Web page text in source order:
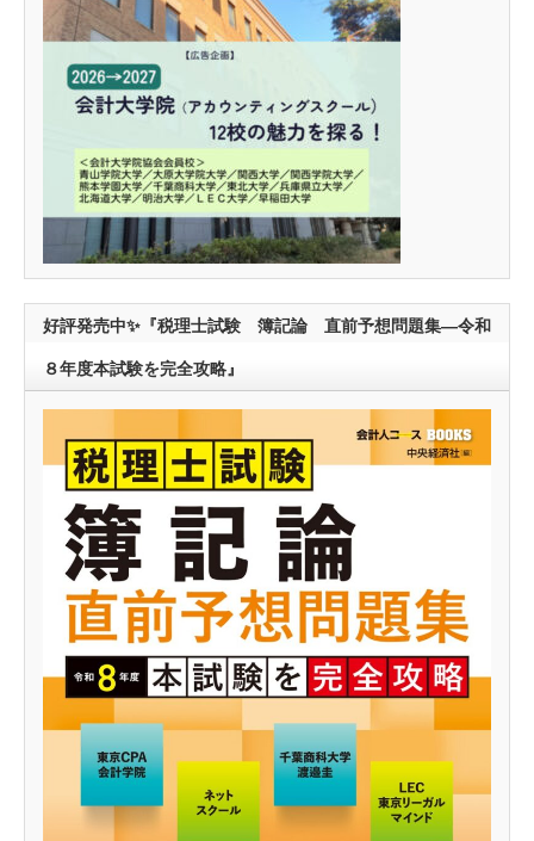
好評発売中✨『税理士試験 簿記論 直前予想問題集―令和
８年度本試験を完全攻略』